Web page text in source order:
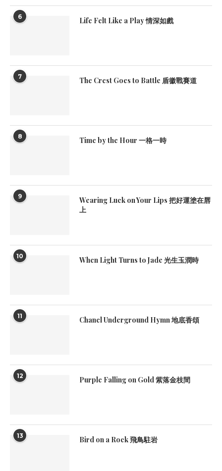
6 Life Felt Like a Play 情深如戲
7 The Crest Goes to Battle 盾徽戰賽道
8 Time by the Hour 一格一時
9
Wearing Luck on Your Lips 把好運塗在唇
上
10 When Light Turns to Jade 光生玉潤時
11 Chanel Underground Hymn 地底香頌
12 Purple Falling on Gold 紫落金枝間
13 Bird on a Rock 飛鳥駐岩